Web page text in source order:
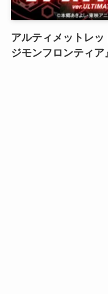
アルティメットレ
ジモンフロンティ